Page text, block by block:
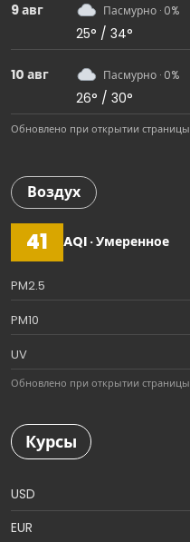
9 авг Пасмурно · 0%
25° / 34°
10 авг Пасмурно · 0%
26° / 30°
Обновлено при открытии страницы
Воздух
41 AQI · Умеренное
PM2.5
PM10
UV
Обновлено при открытии страницы
Курсы
USD
EUR